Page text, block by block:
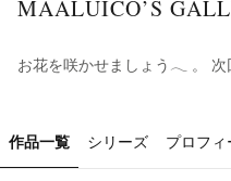
MAALUICO’S
お花を咲かせましょう𓂃 。 次
作品一覧 シリーズ プロフィ